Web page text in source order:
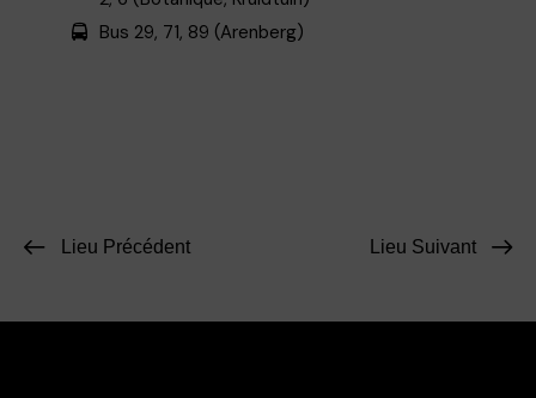
Bus 29, 71, 89 (Arenberg)
Lieu Précédent Lieu Suivant